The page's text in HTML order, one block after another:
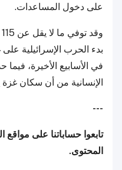
على دخول المساعدات.
في الأسابيع الأخيرة،
الإنسانية من أن سكان
---
تابعوا حساباتنا على
المحتوى.